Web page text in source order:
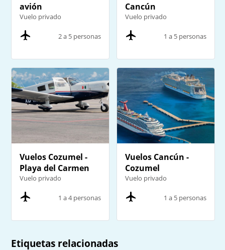
avión
Vuelo privado
2 a 5 personas
Cancún
Vuelo privado
1 a 5 personas
Vuelos Cozumel -
Playa del Carmen
Vuelo privado
1 a 4 personas
Vuelos Cancún -
Cozumel
Vuelo privado
1 a 5 personas
Etiquetas relacionadas